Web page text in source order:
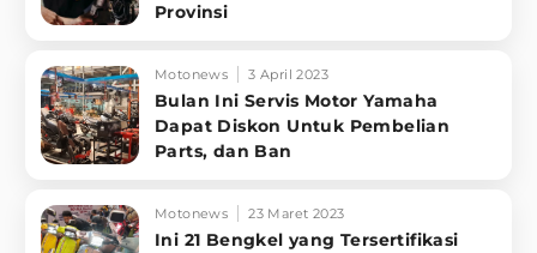
Provinsi
Motonews 3 April 2023
Bulan Ini Servis Motor Yamaha
Dapat Diskon Untuk Pembelian
Parts, dan Ban
Motonews 23 Maret 2023
Ini 21 Bengkel yang Tersertifikasi